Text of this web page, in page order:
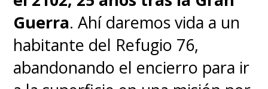
Evangelion" ha estamos
marcada por los retrasos: la
primera entrega llegó en
septiembre de 2007 y la
Guerra. Ahí daremos vida a un
habitante del Refugio 76,
abandonando el encierro para ir